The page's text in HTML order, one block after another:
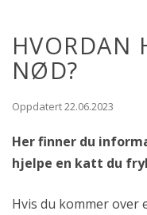
HVORDAN
NØD?
Oppdatert 22.06.2023
Her finner du
hjelpe en katt du
Hvis du kommer